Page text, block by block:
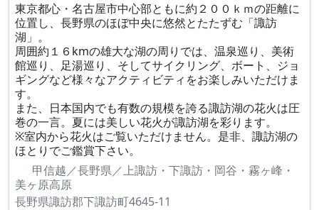
東京都心・名古屋市中心部ともに約２００ｋｍの距離に
位置し、長野県のほぼ中央に悠然とたたずむ「諏訪
湖」。
周囲約１６kmの雄大な湖の周りでは、温泉巡り、美術
館巡り、足湯巡り、そしてサイクリング、ボート、ジョ
ギングなど様々なアクティビティをお楽しみいただけま
す。
また、日本国内でも有数の規模を誇る諏訪湖の花火は圧
巻の一言。夏には美しい花火が諏訪湖を彩ります。
※室内から花火はご覧いただけません。是非、諏訪湖の
ほとりでご鑑賞下さい。
甲信越／長野県／上諏訪・下諏訪・岡谷・霧ヶ峰・
美ヶ原高原
長野県諏訪郡下諏訪町4645-11